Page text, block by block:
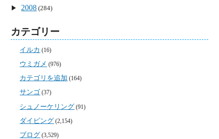
2008 (284)
カテゴリー
イルカ (16)
ウミガメ (976)
カテゴリを追加 (164)
サンゴ (37)
シュノーケリング (91)
ダイビング (2,154)
ブログ (3,529)